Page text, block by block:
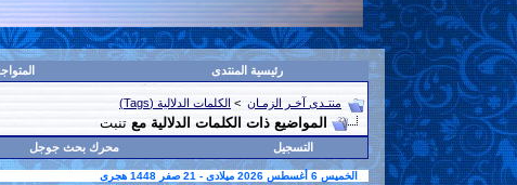
رئيسية المنتدى
منتـدى آخـر الزمـان > الكلمات الدلالية (Tags)
المواضيع ذات الكلمات الدلالية مع تنبت
التسجيل محرك بحث جوجل
الخميس 6 أغسطس 2026 ميلادى - 21 صفر 1448 هجرى